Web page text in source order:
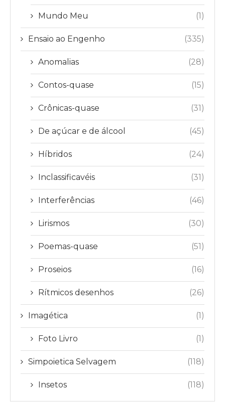
Mundo Meu (1)
Ensaio ao Engenho (335)
Anomalias (28)
Contos-quase (15)
Crônicas-quase (31)
De açúcar e de álcool (45)
Híbridos (24)
Inclassificavéis (31)
Interferências (46)
Lirismos (30)
Poemas-quase (51)
Proseios (16)
Rítmicos desenhos (26)
Imagética (1)
Foto Livro (1)
Simpoietica Selvagem (118)
Insetos (118)